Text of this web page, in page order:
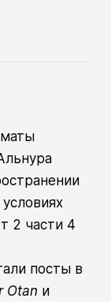
2 части 4
посты в
Otan и